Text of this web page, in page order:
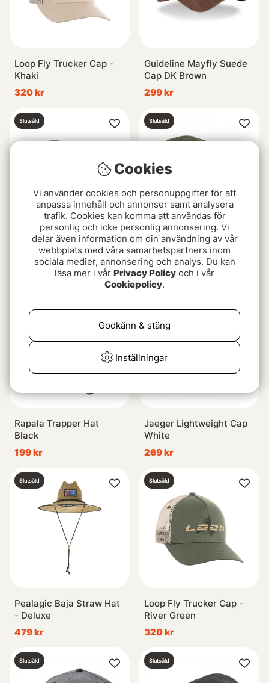
Loop Fly Trucker Cap -
Khaki
320 kr
Guideline Mayfly Suede
Cap DK Brown
299 kr
Slutsåld
Vision Tactical Snapback
Olive Cap
Slutsåld
Vision Retro Forest
369 kr
Rapala Trapper Hat
Black
199 kr
Jaeger Lightweight Cap
White
269 kr
Slutsåld
Pealagic Baja Straw Hat
- Deluxe
479 kr
Slutsåld
Loop Fly Trucker Cap -
River Green
320 kr
Slutsåld Slutsåld
Cookies
Vi använder cookies och personuppgifter för att
anpassa innehåll och annonser samt analysera
trafik. Cookies kan komma att användas för
personlig och icke personlig annonsering. Vi
delar även information om din användning av vår
webbplats med våra samarbetspartners inom
sociala medier, annonsering och analys. Du kan
läsa mer i vår Privacy Policy och i vår
Cookiepolicy.
Inställningar
Godkänn & stäng